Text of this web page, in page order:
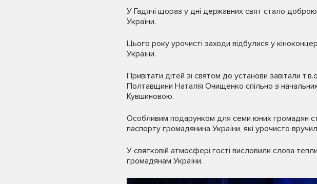
У Гадячі щораз у дні державних свят стало
України.
Цього року урочисті заходи відбулися у
України.
Привітати дітей зі святом до установи завітали
Полтавщини Наталія Онищенко спільно з
Кувшиновою.
Особливим подарунком для семи юних громадян
паспорту громадянина України, які урочисто
У святковій атмосфері гості висловили слова
громадянам України.